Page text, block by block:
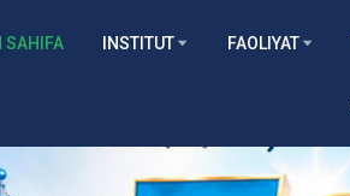
SAHIFA INSTITUT FAOLIYAT